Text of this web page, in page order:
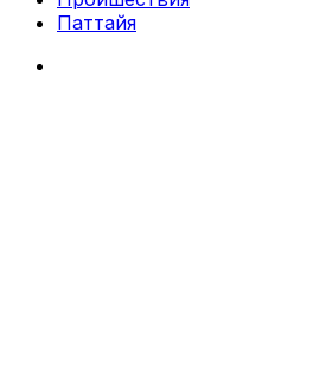
Паттайя